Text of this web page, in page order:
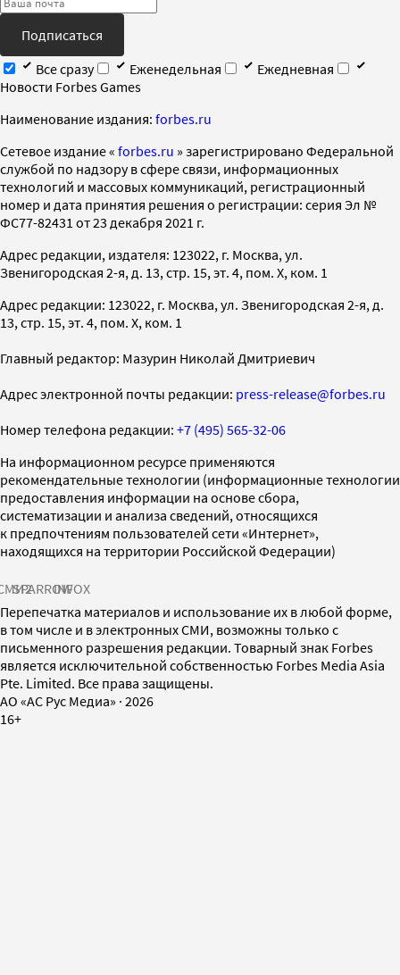
Подписаться
Все сразу
Еженедельная
Ежедневная
Новости Forbes Games
Наименование издания: forbes.ru
Cетевое издание « forbes.ru » зарегистрировано Федеральной
службой по надзору в сфере связи, информационных
технологий и массовых коммуникаций, регистрационный
номер и дата принятия решения о регистрации: серия Эл №
ФС77-82431 от 23 декабря 2021 г.
Адрес редакции, издателя: 123022, г. Москва, ул.
Звенигородская 2-я, д. 13, стр. 15, эт. 4, пом. X, ком. 1
Адрес редакции: 123022, г. Москва, ул. Звенигородская 2-я, д.
13, стр. 15, эт. 4, пом. X, ком. 1
Главный редактор: Мазурин Николай Дмитриевич
Адрес электронной почты редакции: press-release@forbes.ru
Номер телефона редакции: +7 (495) 565-32-06
На информационном ресурсе применяются
рекомендательные технологии (информационные технологии
предоставления информации на основе сбора,
систематизации и анализа сведений, относящихся
к предпочтениям пользователей сети «Интернет»,
находящихся на территории Российской Федерации)
SPARROWINFOX
Перепечатка материалов и использование их в любой форме,
в том числе и в электронных СМИ, возможны только с
письменного разрешения редакции. Товарный знак Forbes
является исключительной собственностью Forbes Media Asia
Pte. Limited. Все права защищены.
AO «АС Рус Медиа» · 2026
16+